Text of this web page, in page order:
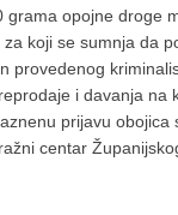
opojne droge
koji se sumnja da
provedenog
i davanja na
prijavu obojica
centar